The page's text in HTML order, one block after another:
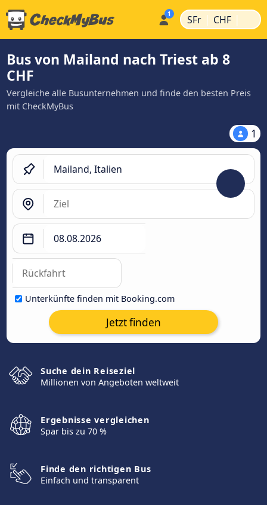
SFr | CHF |
Bus von Mailand nach Triest ab 8
CHF
Vergleiche alle Busunternehmen und finde den besten Preis
mit CheckMyBus
1
Unterkünfte finden mit Booking.com
Jetzt finden
Suche dein Reiseziel
Millionen von Angeboten weltweit
Ergebnisse vergleichen
Spar bis zu 70 %
Finde den richtigen Bus
Einfach und transparent